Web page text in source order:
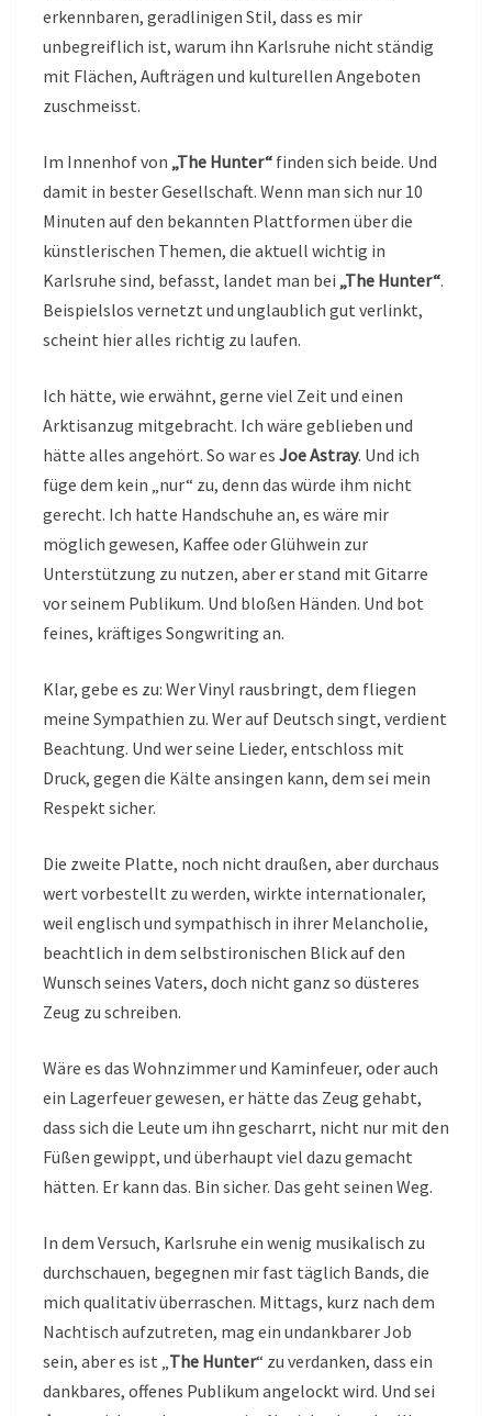
erkennbaren, geradlinigen Stil, dass es mir
unbegreiflich ist, warum ihn Karlsruhe nicht ständig
mit Flächen, Aufträgen und kulturellen Angeboten
zuschmeisst.
Im Innenhof von „The Hunter“ finden sich beide. Und
damit in bester Gesellschaft. Wenn man sich nur 10
Minuten auf den bekannten Plattformen über die
künstlerischen Themen, die aktuell wichtig in
Karlsruhe sind, befasst, landet man bei „The Hunter“.
Beispielslos vernetzt und unglaublich gut verlinkt,
scheint hier alles richtig zu laufen.
Ich hätte, wie erwähnt, gerne viel Zeit und einen
Arktisanzug mitgebracht. Ich wäre geblieben und
hätte alles angehört. So war es Joe Astray. Und ich
füge dem kein „nur“ zu, denn das würde ihm nicht
gerecht. Ich hatte Handschuhe an, es wäre mir
möglich gewesen, Kaffee oder Glühwein zur
Unterstützung zu nutzen, aber er stand mit Gitarre
vor seinem Publikum. Und bloßen Händen. Und bot
feines, kräftiges Songwriting an.
Klar, gebe es zu: Wer Vinyl rausbringt, dem fliegen
meine Sympathien zu. Wer auf Deutsch singt, verdient
Beachtung. Und wer seine Lieder, entschloss mit
Druck, gegen die Kälte ansingen kann, dem sei mein
Respekt sicher.
Die zweite Platte, noch nicht draußen, aber durchaus
wert vorbestellt zu werden, wirkte internationaler,
weil englisch und sympathisch in ihrer Melancholie,
beachtlich in dem selbstironischen Blick auf den
Wunsch seines Vaters, doch nicht ganz so düsteres
Zeug zu schreiben.
Wäre es das Wohnzimmer und Kaminfeuer, oder auch
ein Lagerfeuer gewesen, er hätte das Zeug gehabt,
dass sich die Leute um ihn gescharrt, nicht nur mit den
Füßen gewippt, und überhaupt viel dazu gemacht
hätten. Er kann das. Bin sicher. Das geht seinen Weg.
In dem Versuch, Karlsruhe ein wenig musikalisch zu
durchschauen, begegnen mir fast täglich Bands, die
mich qualitativ überraschen. Mittags, kurz nach dem
Nachtisch aufzutreten, mag ein undankbarer Job
sein, aber es ist „The Hunter“ zu verdanken, dass ein
dankbares, offenes Publikum angelockt wird. Und sei